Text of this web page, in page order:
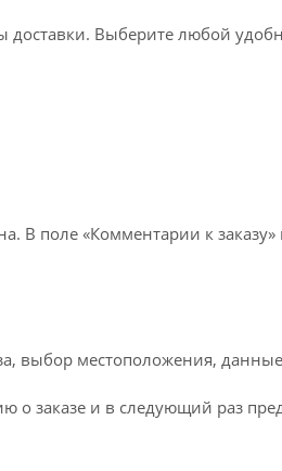
доставки. Выберите любой
В поле «Комментарии к
выбор местоположения,
заказе и в следующий раз